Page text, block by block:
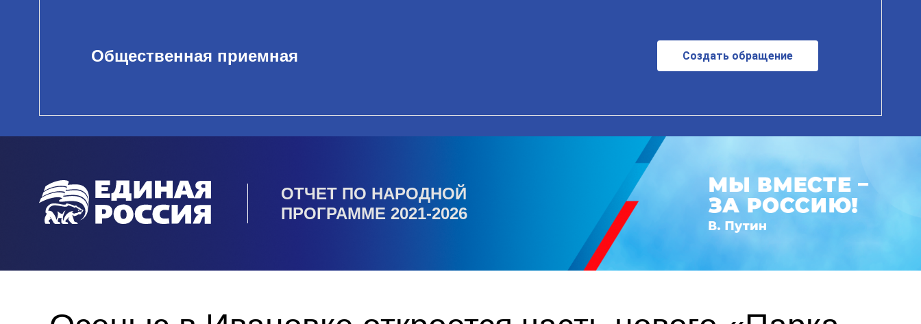
Общественная приемная Создать обращение
ОТЧЕТ ПО НАРОДНОЙ
ПРОГРАММЕ 2021-2026